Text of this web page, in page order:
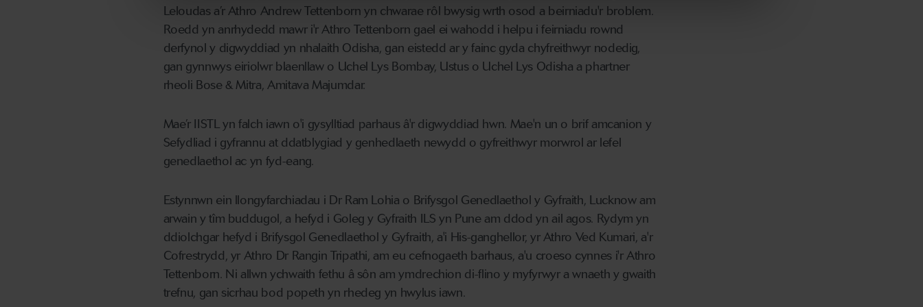
Leloudas a’r Athro Andrew Tettenborn yn chwarae rôl bwysig wrth osod a beirniadu'r broblem.
Roedd yn anrhydedd mawr i'r Athro Tettenborn gael ei wahodd i helpu i feirniadu rownd
derfynol y digwyddiad yn nhalaith Odisha, gan eistedd ar y fainc gyda chyfreithwyr nodedig,
gan gynnwys eiriolwr blaenllaw o Uchel Lys Bombay, Ustus o Uchel Lys Odisha a phartner
rheoli Bose & Mitra, Amitava Majumdar.
Mae’r IISTL yn falch iawn o'i gysylltiad parhaus â'r digwyddiad hwn. Mae'n un o brif amcanion y
Sefydliad i gyfrannu at ddatblygiad y genhedlaeth newydd o gyfreithwyr morwrol ar lefel
genedlaethol ac yn fyd-eang.
Estynnwn ein llongyfarchiadau i Dr Ram Lohia o Brifysgol Genedlaethol y Gyfraith, Lucknow am
arwain y tîm buddugol, a hefyd i Goleg y Gyfraith ILS yn Pune am ddod yn ail agos. Rydym yn
ddiolchgar hefyd i Brifysgol Genedlaethol y Gyfraith, a'i His-ganghellor, yr Athro Ved Kumari, a'r
Cofrestrydd, yr Athro Dr Rangin Tripathi, am eu cefnogaeth barhaus, a'u croeso cynnes i'r Athro
Tettenborn. Ni allwn ychwaith fethu â sôn am ymdrechion di-flino y myfyrwyr a wnaeth y gwaith
trefnu, gan sicrhau bod popeth yn rhedeg yn hwylus iawn.